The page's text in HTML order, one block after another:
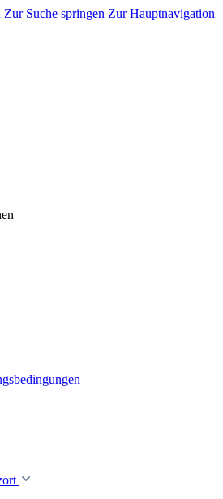
Zur Suche springen Zur Hauptnavigation